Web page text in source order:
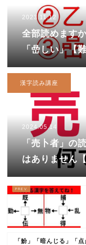
2023.11.12
全部読めます
「嵒しい」【
漢字読み講座
2024.05.14
「売卜者」の
はありません
「魵」「暗んじる」「